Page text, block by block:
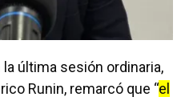
última sesión ordinaria,
Runin, remarcó que “el